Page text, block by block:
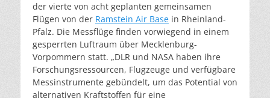
der vierte von acht geplanten gemeinsamen
Flügen von der Ramstein Air Base in Rheinland-
Pfalz. Die Messflüge finden vorwiegend in einem
gesperrten Luftraum über Mecklenburg-
Vorpommern statt. „DLR und NASA haben ihre
Forschungsressourcen, Flugzeuge und verfügbare
Messinstrumente gebündelt, um das Potential von
alternativen Kraftstoffen für eine